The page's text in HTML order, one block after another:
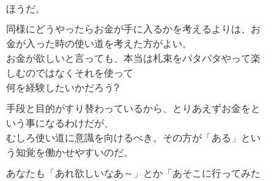
ほうだ。
同様にどうやったらお金が手に入るかを考えるよりは、お
金が入った時の使い道を考えた方がよい。
お金が欲しいと言っても、本当は札束をパタパタやって楽
しむのではなくそれを使って
何を経験したいかだろう?
手段と目的がすり替わっているから、とりあえずお金をと
いう事になるわけだが、
むしろ使い道に意識を向けるべき。その方が「ある」とい
う知覚を働かせやすいのだ。
あなたも「あれ欲しいなあ～」とか「あそこに行ってみた